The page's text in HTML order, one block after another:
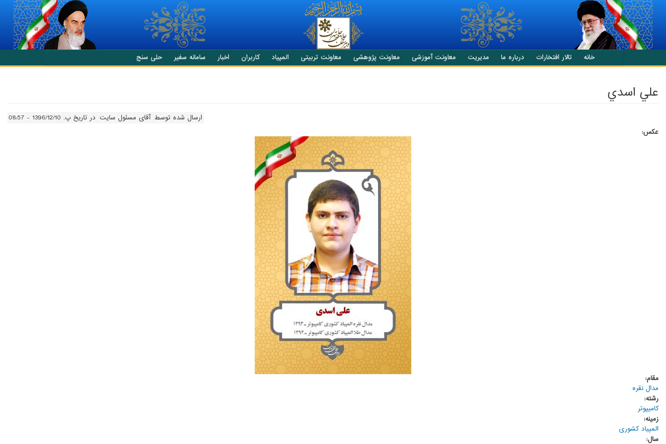
انتقال به محتوای اصلی
خانه تالار افتخارات درباره ما مدیریت معاونت آموزشی معاونت پژوهشی معاونت تربیتی المپیاد کاربران اخبار سامانه سفیر حلی سنج
علي اسدي
ارسال شده توسط آقای مسئول سایت در تاریخ پ, 1396/12/10 - 08:57
عکس:
مقام:
مدال نقره
رشته:
کامیپوتر
زمینه:
المپیاد کشوری
سال: